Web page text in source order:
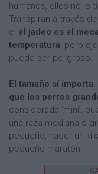
humanos, ellos no lo
Transpiran a través
el el jadeo es el
temperatura, pero
puede ser peligroso.
El tamaño sí
que los perros
considerada ‘mini’,
una raza mediana o
pequeño, hacer un
pequeño maratón.